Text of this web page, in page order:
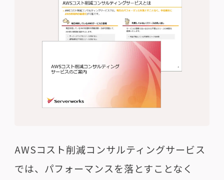
AWSコスト削減コンサルティングサービス
では、パフォーマンスを落とすことなく